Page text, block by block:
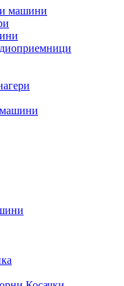
машини